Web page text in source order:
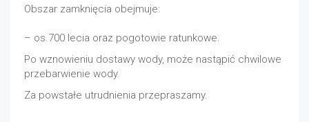
Obszar zamknięcia obejmuje:
– os.700 lecia oraz pogotowie ratunkowe.
Po wznowieniu dostawy wody, może nastąpić chwilowe
przebarwienie wody.
Za powstałe utrudnienia przepraszamy.